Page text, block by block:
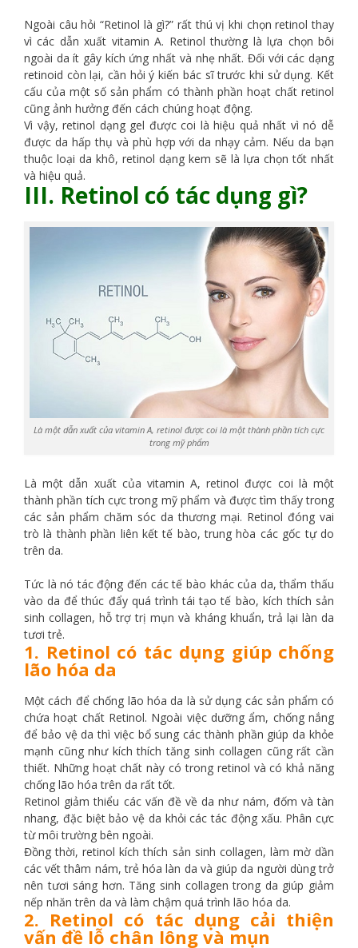
Ngoài câu hỏi “Retinol là gì?” rất thú vị khi chọn retinol thay
vì các dẫn xuất vitamin A. Retinol thường là lựa chọn bôi
ngoài da ít gây kích ứng nhất và nhẹ nhất. Đối với các dạng
retinoid còn lại, cần hỏi ý kiến ​​bác sĩ trước khi sử dụng. Kết
cấu của một số sản phẩm có thành phần hoạt chất retinol
cũng ảnh hưởng đến cách chúng hoạt động.
Vì vậy, retinol dạng gel được coi là hiệu quả nhất vì nó dễ
được da hấp thụ và phù hợp với da nhạy cảm. Nếu da bạn
thuộc loại da khô, retinol dạng kem sẽ là lựa chọn tốt nhất
và hiệu quả.
III. Retinol có tác dụng gì?
Là một dẫn xuất của vitamin A, retinol được coi là một thành phần tích cực
trong mỹ phẩm
Là một dẫn xuất của vitamin A, retinol được coi là một
thành phần tích cực trong mỹ phẩm và được tìm thấy trong
các sản phẩm chăm sóc da thương mại. Retinol đóng vai
trò là thành phần liên kết tế bào, trung hòa các gốc tự do
trên da.
Tức là nó tác động đến các tế bào khác của da, thẩm thấu
vào da để thúc đẩy quá trình tái tạo tế bào, kích thích sản
sinh collagen, hỗ trợ trị mụn và kháng khuẩn, trả lại làn da
tươi trẻ.
1. Retinol có tác dụng giúp chống
lão hóa da
Một cách để chống lão hóa da là sử dụng các sản phẩm có
chứa hoạt chất Retinol. Ngoài việc dưỡng ẩm, chống nắng
để bảo vệ da thì việc bổ sung các thành phần giúp da khỏe
mạnh cũng như kích thích tăng sinh collagen cũng rất cần
thiết. Những hoạt chất này có trong retinol và có khả năng
chống lão hóa trên da rất tốt.
Retinol giảm thiểu các vấn đề về da như nám, đốm và tàn
nhang, đặc biệt bảo vệ da khỏi các tác động xấu. Phân cực
từ môi trường bên ngoài.
Đồng thời, retinol kích thích sản sinh collagen, làm mờ dần
các vết thâm nám, trẻ hóa làn da và giúp da người dùng trở
nên tươi sáng hơn. Tăng sinh collagen trong da giúp giảm
nếp nhăn trên da và làm chậm quá trình lão hóa da.
2. Retinol có tác dụng cải thiện
vấn đề lỗ chân lông và mụn